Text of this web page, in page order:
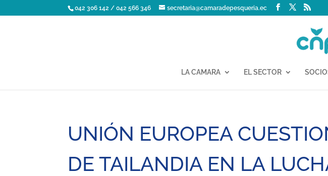
042 306 142 / 042 566 346 secretaria@camaradepesqueria.ec
LA CAMARA EL SECTOR
UNIÓN EUROPEA
DE TAILANDIA EN LA